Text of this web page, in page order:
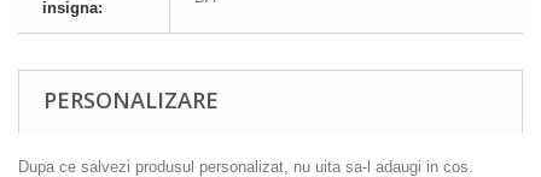
insigna:
PERSONALIZARE
Dupa ce salvezi produsul personalizat, nu uita sa-l adaugi in cos.